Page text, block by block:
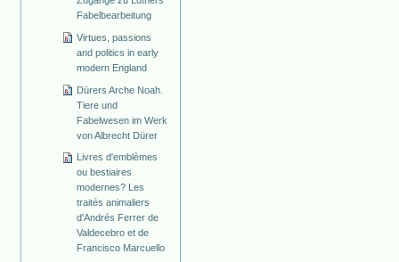
Fabelbearbeitung
Virtues, passions
and politics in early
modern England
Dürers Arche Noah.
Tiere und
Fabelwesen im Werk
von Albrecht Dürer
Livres d'emblèmes
ou bestiaires
modernes? Les
traités animaliers
d'Andrés Ferrer de
Valdecebro et de
Francisco Marcuello